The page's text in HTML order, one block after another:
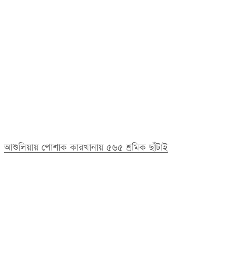
আশুলিয়ায় পোশাক কারখানায় ৫৬৫ শ্রমিক ছাঁটাই